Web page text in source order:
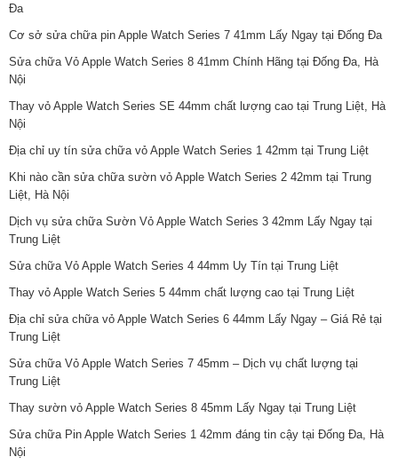
Đa
Cơ sở sửa chữa pin Apple Watch Series 7 41mm Lấy Ngay tại Đống Đa
Sửa chữa Vỏ Apple Watch Series 8 41mm Chính Hãng tại Đống Đa, Hà
Nội
Thay vỏ Apple Watch Series SE 44mm chất lượng cao tại Trung Liệt, Hà
Nội
Địa chỉ uy tín sửa chữa vỏ Apple Watch Series 1 42mm tại Trung Liệt
Khi nào cần sửa chữa sườn vỏ Apple Watch Series 2 42mm tại Trung
Liệt, Hà Nội
Dịch vụ sửa chữa Sườn Vỏ Apple Watch Series 3 42mm Lấy Ngay tại
Trung Liệt
Sửa chữa Vỏ Apple Watch Series 4 44mm Uy Tín tại Trung Liệt
Thay vỏ Apple Watch Series 5 44mm chất lượng cao tại Trung Liệt
Địa chỉ sửa chữa vỏ Apple Watch Series 6 44mm Lấy Ngay – Giá Rẻ tại
Trung Liệt
Sửa chữa Vỏ Apple Watch Series 7 45mm – Dịch vụ chất lượng tại
Trung Liệt
Thay sườn vỏ Apple Watch Series 8 45mm Lấy Ngay tại Trung Liệt
Sửa chữa Pin Apple Watch Series 1 42mm đáng tin cậy tại Đống Đa, Hà
Nội